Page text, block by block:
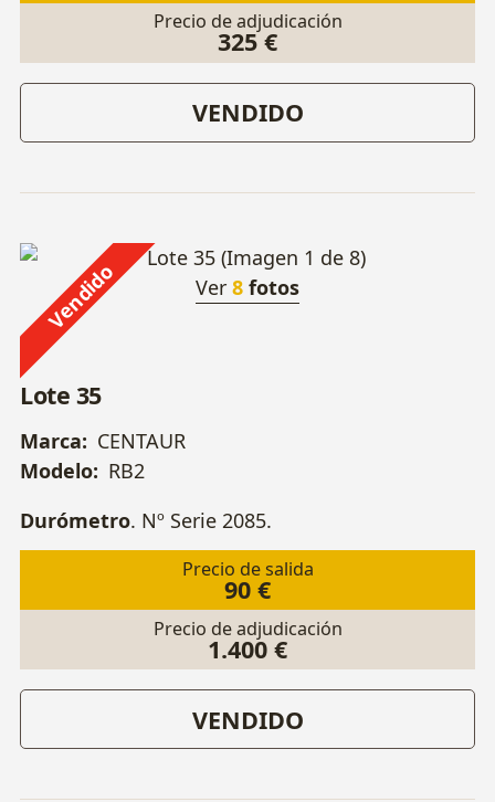
Precio de adjudicación
325 €
VENDIDO
Vendido Ver 8 fotos
Lote 35
Marca: CENTAUR
Modelo: RB2
Durómetro. Nº Serie 2085.
Precio de salida
90 €
Precio de adjudicación
1.400 €
VENDIDO